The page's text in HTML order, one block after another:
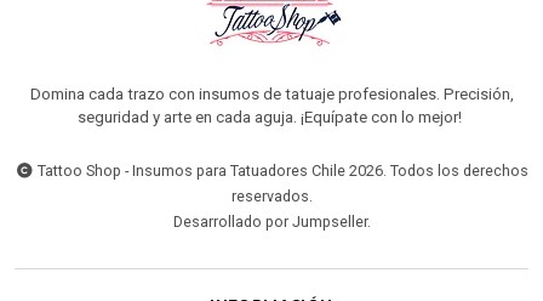
Domina cada trazo con insumos de tatuaje profesionales. Precisión,
seguridad y arte en cada aguja. ¡Equípate con lo mejor!
Tattoo Shop - Insumos para Tatuadores Chile 2026. Todos los derechos
reservados.
Desarrollado por Jumpseller.